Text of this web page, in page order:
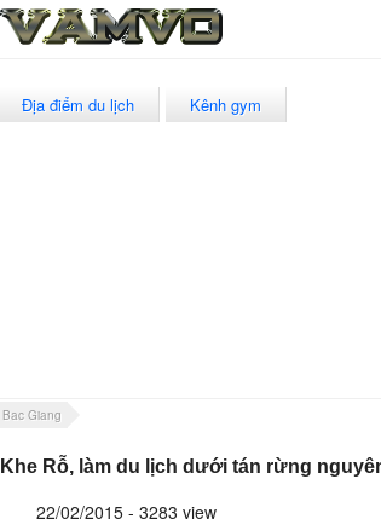
Địa điểm du lịch Kênh gym
Bac Giang
Khe Rỗ, làm du lịch dưới tán rừng
22/02/2015 - 3283 view